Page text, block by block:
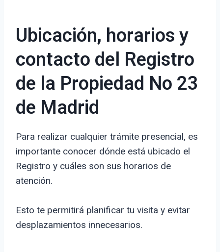
Ubicación, horarios y
contacto del Registro
de la Propiedad No 23
de Madrid
Para realizar cualquier trámite presencial, es
importante conocer dónde está ubicado el
Registro y cuáles son sus horarios de
atención.
Esto te permitirá planificar tu visita y evitar
desplazamientos innecesarios.